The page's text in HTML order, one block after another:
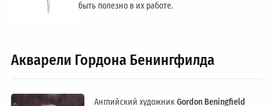
быть полезно в их работе.
Акварели Гордона Бенингфилда
Английский художникGordon Beningfield